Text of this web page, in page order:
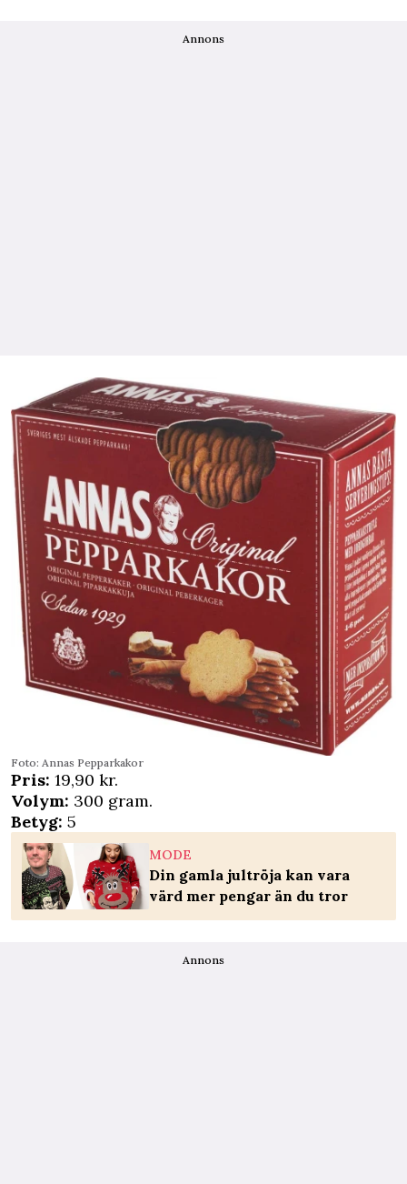
Annons
Foto: Annas Pepparkakor
Pris: 19,90 kr.
Volym: 300 gram.
Betyg: 5
MODE
Din gamla jultröja kan vara
värd mer pengar än du tror
Annons